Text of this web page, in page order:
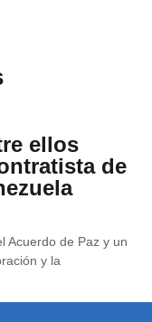
ellos
de
Acuerdo de Paz y un
y la